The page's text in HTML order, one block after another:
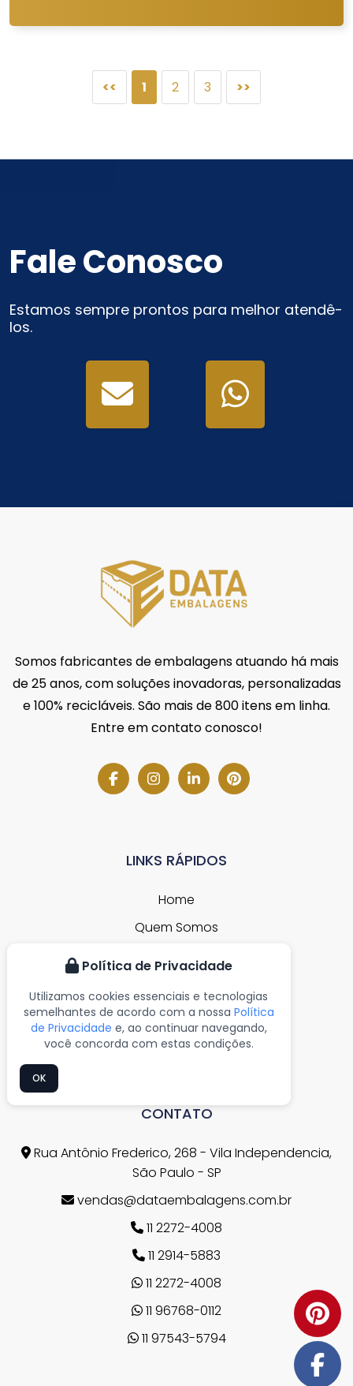
<< 1 2 3 >>
Fale Conosco
Estamos sempre prontos para melhor atendê-
los.
Somos fabricantes de embalagens atuando há mais
de 25 anos, com soluções inovadoras, personalizadas
e 100% recicláveis. São mais de 800 itens em linha.
Entre em contato conosco!
LINKS RÁPIDOS
Home
Quem Somos
Contato
Mapa do Site
CONTATO
Rua Antônio Frederico, 268 - Vila Independencia,
São Paulo - SP
vendas@dataembalagens.com.br
11 2272-4008
11 2914-5883
11 2272-4008
11 96768-0112
11 97543-5794
Política de Privacidade
Utilizamos cookies essenciais e tecnologias
semelhantes de acordo com a nossa Política
de Privacidade e, ao continuar navegando,
você concorda com estas condições.
OK